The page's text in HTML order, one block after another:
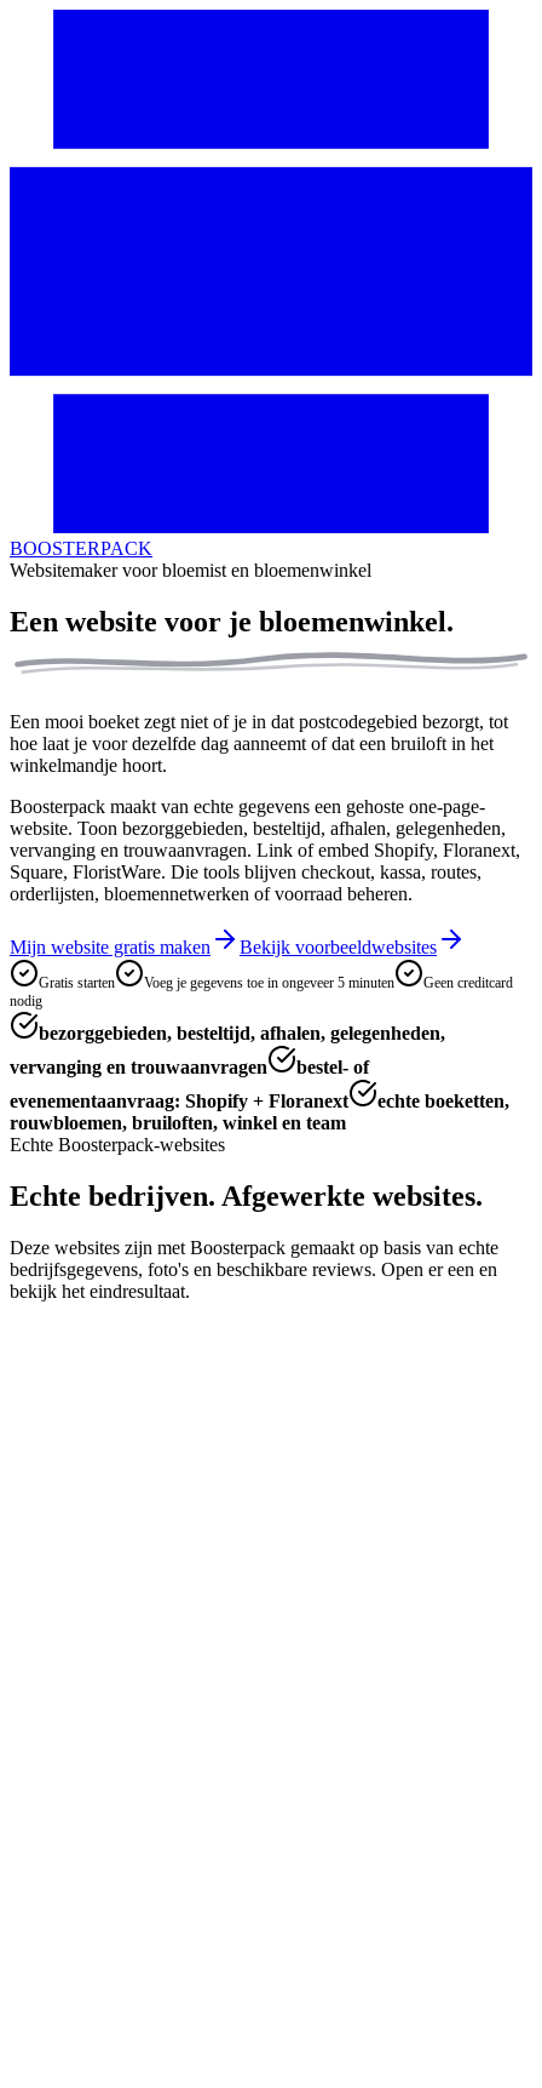
BOOSTERPACK
Websitemaker voor bloemist en bloemenwinkel
Een website voor je bloemenwinkel.
Een mooi boeket zegt niet of je in dat postcodegebied bezorgt, tot
hoe laat je voor dezelfde dag aanneemt of dat een bruiloft in het
winkelmandje hoort.
Boosterpack maakt van echte gegevens een gehoste one-page-
website. Toon bezorggebieden, besteltijd, afhalen, gelegenheden,
vervanging en trouwaanvragen. Link of embed Shopify, Floranext,
Square, FloristWare. Die tools blijven checkout, kassa, routes,
orderlijsten, bloemennetwerken of voorraad beheren.
Mijn website gratis maken Bekijk voorbeeldwebsites
Gratis starten Voeg je gegevens toe in ongeveer 5 minuten
Geen creditcard
nodig
bezorggebieden, besteltijd, afhalen, gelegenheden,
vervanging en trouwaanvragen
bestel- of
evenementaanvraag: Shopify + Floranext
echte boeketten,
rouwbloemen, bruiloften, winkel en team
Echte Boosterpack-websites
Echte bedrijven. Afgewerkte websites.
Deze websites zijn met Boosterpack gemaakt op basis van echte
bedrijfsgegevens, foto's en beschikbare reviews. Open er een en
bekijk het eindresultaat.